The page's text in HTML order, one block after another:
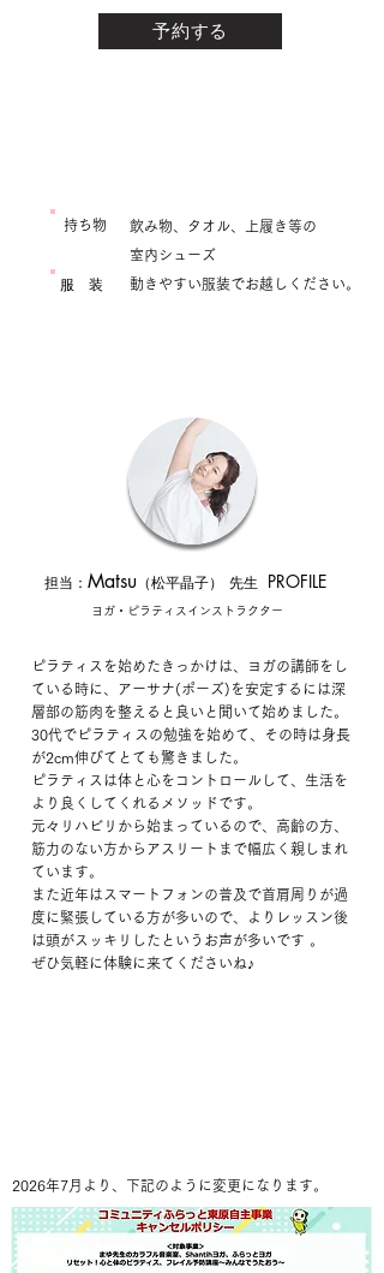
予約する
持ち物
飲み物、タオル、上履き等の
室内シューズ
服 装 動きやすい服装でお越しください。
​担当： Matsu （松平晶子） 先生 PROFILE
ヨガ・ピラティスインストラクター
ピラティスを始めたきっかけは、ヨガの講師をし
ている時に、アーサナ(ポーズ)を安定するには深
層部の筋肉を整えると良いと聞いて始めました。
30代でピラティスの勉強を始めて、その時は身長
が2cm伸びてとても驚きました。
ピラティスは体と心をコントロールして、生活を
より良くしてくれるメソッドです。
元々リハビリから始まっているので、高齢の方、
筋力のない方からアスリートまで幅広く親しまれ
ています。
また近年はスマートフォンの普及で首肩周りが過
度に緊張している方が多いので、よりレッスン後
は頭がスッキリしたというお声が多いです 。
ぜひ気軽に体験に来てくださいね♪
2026年7月より、下記のように変更になります。